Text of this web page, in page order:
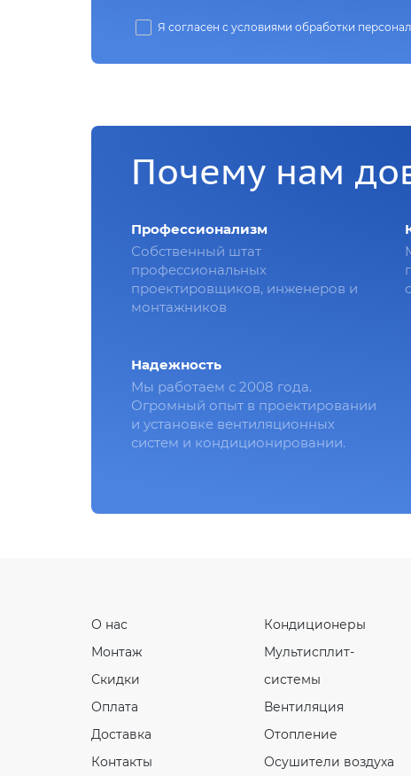
Я согласен с условиями обработки
Почему нам
Профессионализм
Собственный штат
профессиональных
проектировщиков, инженеров и
монтажников
Надежность
Мы работаем с 2008 года.
Огромный опыт в проектировании
и установке вентиляционных
систем и кондиционировании.
О нас
Монтаж
Скидки
Оплата
Доставка
Контакты
Кондиционеры
Мультисплит-
системы
Вентиляция
Отопление
Осушители воздуха